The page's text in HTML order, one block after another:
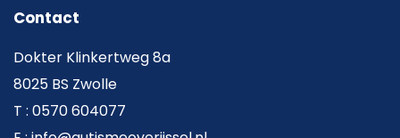
Contact
Dokter Klinkertweg 8a
8025 BS Zwolle
T : 0570 604077